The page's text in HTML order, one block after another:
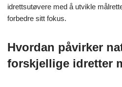
idrettsutøvere med å utvikle
forbedre sitt fokus.
Hvordan påvirker
forskjellige idretter